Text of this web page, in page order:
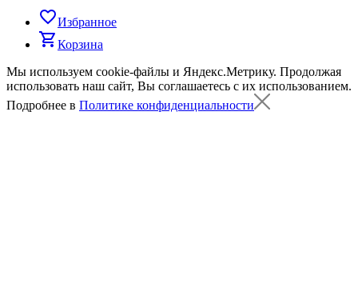
favorite_borderИзбранное
shopping_cartКорзина
Мы используем cookie-файлы и Яндекс.Метрику. Продолжая
использовать наш сайт, Вы соглашаетесь с их использованием.
Подробнее в Политике конфиденциальности